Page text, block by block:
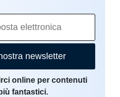
newsletter
online per contenuti
fantastici.